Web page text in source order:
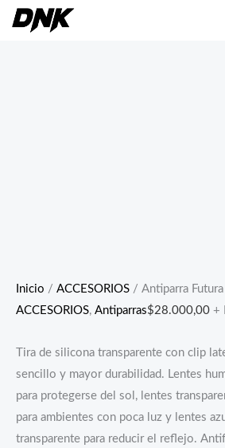
Inicio / ACCESORIOS / Antiparra
ACCESORIOS, Antiparras$28.000,00 +
Tira de silicona transparente con clip
sencillo y mayor durabilidad. Lentes
para protegerse del sol, lentes
para ambientes con poca luz y lentes
transparente para reducir el reflejo.